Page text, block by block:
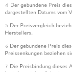
4 Der gebundene Preis
dargestellten Datums vom
5 Der Preisvergleich
Herstellers.
6 Der gebundene Preis
Preissenkungen beziehen
7 Die Preisbindung dieses